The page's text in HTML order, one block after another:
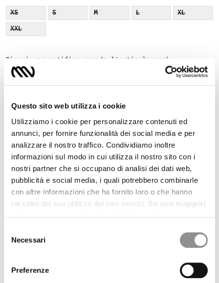
Questo sito web utilizza i cookie
Utilizziamo i cookie per personalizzare contenuti ed
annunci, per fornire funzionalità dei social media e per
analizzare il nostro traffico. Condividiamo inoltre
informazioni sul modo in cui utilizza il nostro sito con i
nostri partner che si occupano di analisi dei dati web,
pubblicità e social media, i quali potrebbero combinarle
con altre informazioni che ha fornito loro o che hanno
raccolto dal suo utilizzo dei loro servizi. Se vuoi maggiori
selezionando i cookie che si intende accettare dai
pulsanti sotto. Potrai revocare in qualsiasi momento il
cliccando sul widget in basso a sinistra nel nostro sito.
delNecessari
Preferenze
XS S M L XL
XXL
Ricevi una notifica quando l'articolo sarà
disponibile
dichiaro di aver preso visione dell'informativa
privacy
INVIA
PRODUCT DETAILS
Dotato di colletto a costine e cuciture a contrasto, può essere
I capi del Chapter sono progettati per integrarsi ai Continuative